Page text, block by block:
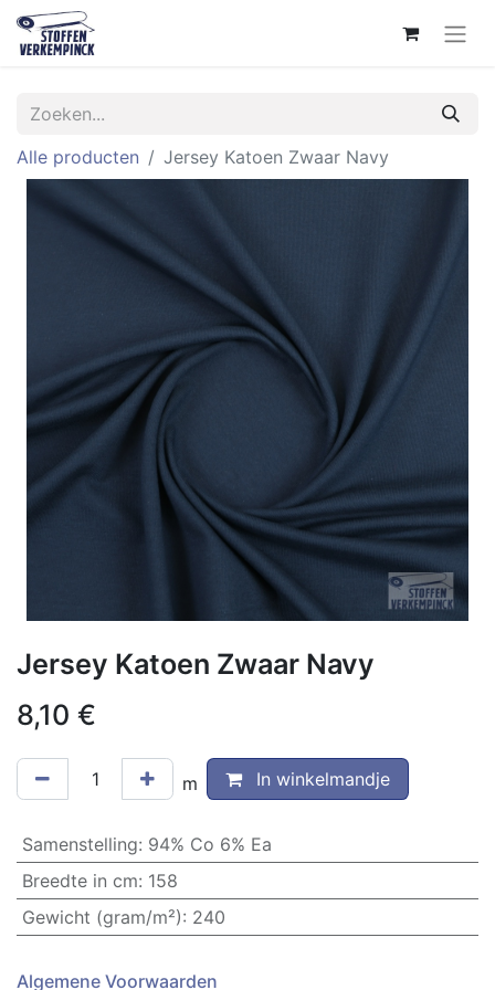
Alle producten Jersey Katoen Zwaar Navy
Jersey Katoen Zwaar Navy
8,10 €
m In winkelmandje
Samenstelling: 94% Co 6% Ea
Breedte in cm: 158
Gewicht (gram/m²): 240
Algemene Voorwaarden